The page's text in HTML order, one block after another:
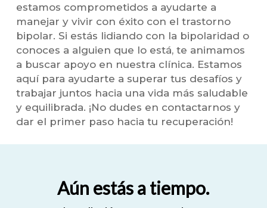
estamos comprometidos a ayudarte a
manejar y vivir con éxito con el trastorno
bipolar. Si estás lidiando con la bipolaridad o
conoces a alguien que lo está, te animamos
a buscar apoyo en nuestra clínica. Estamos
aquí para ayudarte a superar tus desafíos y
trabajar juntos hacia una vida más saludable
y equilibrada. ¡No dudes en contactarnos y
dar el primer paso hacia tu recuperación!
Aún estás a tiempo.